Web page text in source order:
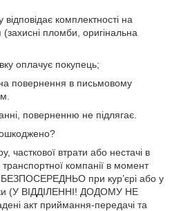
відповідає комплектності на
пломби, оригінальна
оплачує покупець;
повернення в письмовому
поверненню не підлягає.
часткової втрати або нестачі в
компанії в момент
БЕЗПОСЕРЕДНЬО при кур’єрі або у
(У ВІДДІЛЕННІ! ДОДОМУ НЕ
акт приймання-передачі та